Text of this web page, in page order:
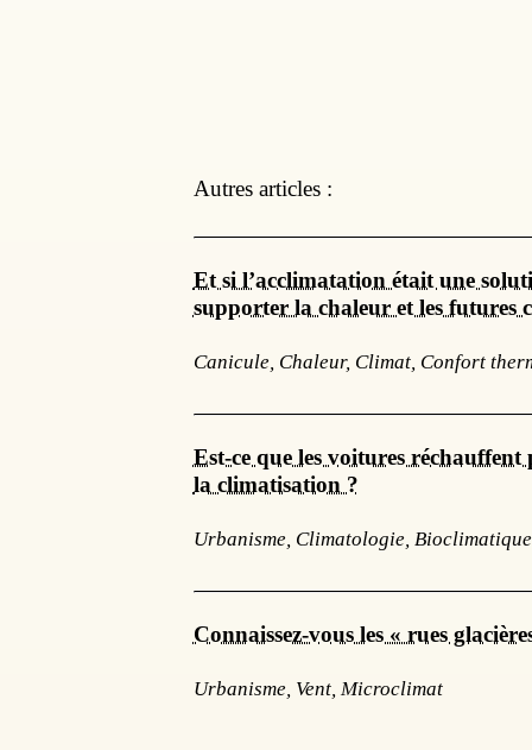
Autres articles :
Et si l’acclimatation était une
supporter la chaleur et les futures
Canicule, Chaleur, Climat, Confort
Est-ce que les voitures réchauffent
la climatisation ?
Urbanisme, Climatologie, Bioclimatique
Connaissez-vous les « rues
Urbanisme, Vent, Microclimat